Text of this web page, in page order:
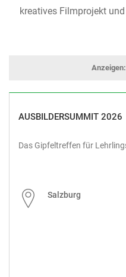
kreatives Filmprojekt
Anzeigen:
AUSBILDERSUMMIT 2026
Das Gipfeltreffen für
Salzburg